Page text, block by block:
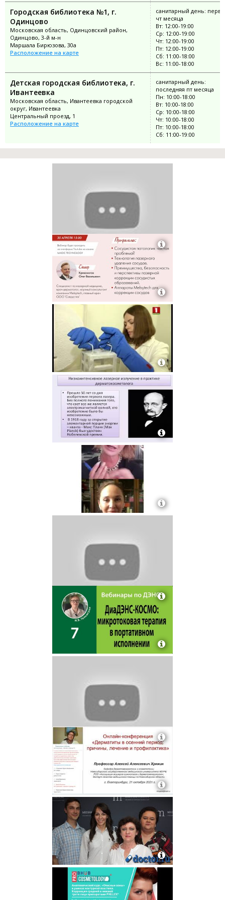
Городская библиотека №1, г.
Одинцово
Московская область, Одинцовский район,
Одинцово, 3-й м-н
Маршала Бирюзова, 30а
Расположение на карте
санитарный день:
чт месяца
Вт: 12:00-19:00
Ср: 12:00-19:00
Чт: 12:00-19:00
Пт: 12:00-19:00
Сб: 11:00-18:00
Вс: 11:00-18:00
Детская городская библиотека, г.
Ивантеевка
Московская область, Ивантеевка городской
округ, Ивантеевка
Центральный проезд, 1
Расположение на карте
санитарный день:
последняя пт месяца
Пн: 10:00-18:00
Вт: 10:00-18:00
Ср: 10:00-18:00
Чт: 10:00-18:00
Пт: 10:00-18:00
Сб: 11:00-19:00